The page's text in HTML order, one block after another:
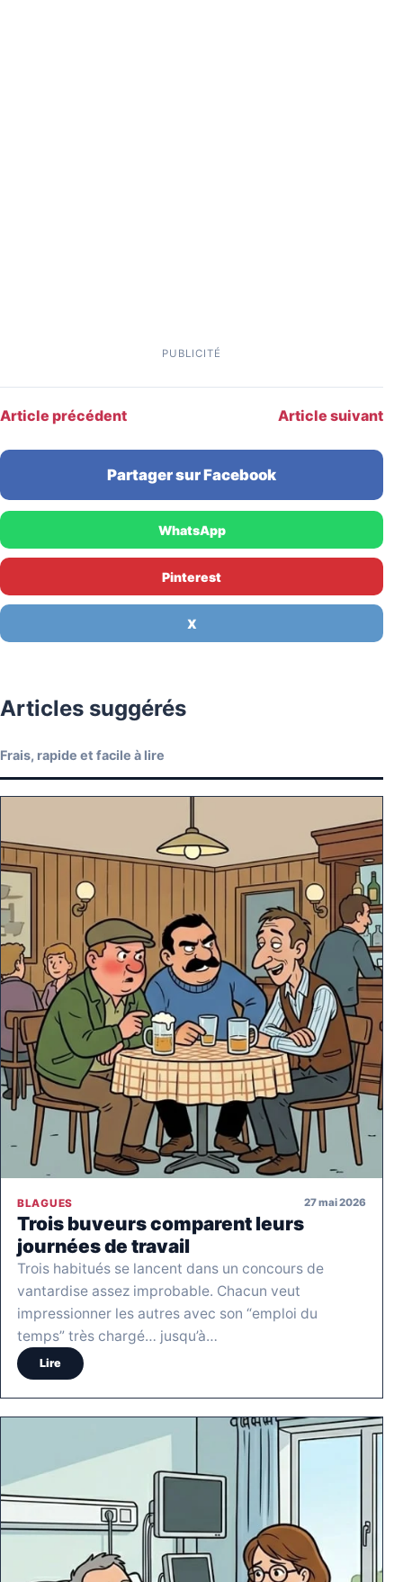
PUBLICITÉ
Article précédent Article suivant
Partager sur Facebook
WhatsApp
Pinterest
X
Articles suggérés
Frais, rapide et facile à lire
BLAGUES 27 mai 2026
Trois buveurs comparent leurs
journées de travail
Trois habitués se lancent dans un concours de
vantardise assez improbable. Chacun veut
impressionner les autres avec son “emploi du
temps” très chargé… jusqu’à…
Lire